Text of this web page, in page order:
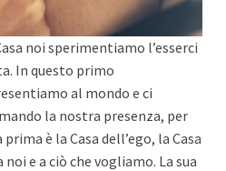
noi sperimentiamo l’esserci
In questo primo
al mondo e ci
la nostra presenza, per
è la Casa dell’ego, la Casa
e a ciò che vogliamo. La sua